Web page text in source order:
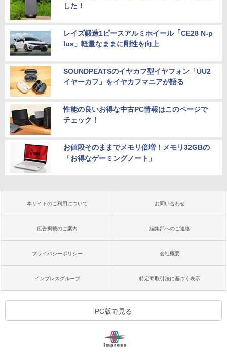
した！
レイズ鍛造1ピースアルミホイール「CE28 N-p
lus」軽量なままに剛性を向上
SOUNDPEATSのイヤカフ型イヤフォン「UU2
イヤーカフ」をイヤカフマニアが語る
性能の良いお得な中古PC情報はこのページで
チェック！
お値段そのままでメモリ倍増！メモリ32GBの
「お得なゲーミングノート」
本サイトのご利用について お問い合わせ
広告掲載のご案内 編集部へのご連絡
プライバシーポリシー 会社概要
インプレスグループ 特定商取引法に基づく表示
PC版で見る